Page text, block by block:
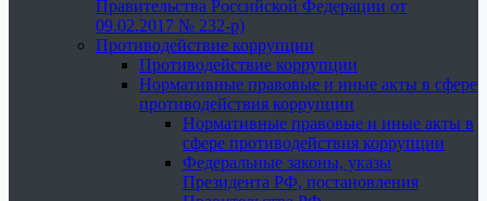
Правительства Российской Федерации от
09.02.2017 № 232-р)
Противодействие коррупции
Противодействие коррупции
Нормативные правовые и иные акты в сфере
противодействия коррупции
Нормативные правовые и иные акты в
сфере противодействия коррупции
Федеральные законы, указы
Президента РФ, постановления